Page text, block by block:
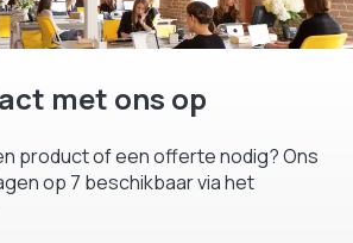
met ons op
product of een offerte nodig? Ons
op 7 beschikbaar via het